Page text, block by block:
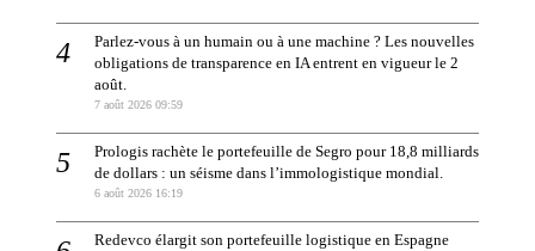
Parlez-vous à un humain ou à une machine ? Les nouvelles
obligations de transparence en IA entrent en vigueur le 2
août.
7 août 2026 09:59
Prologis rachète le portefeuille de Segro pour 18,8 milliards
de dollars : un séisme dans l’immologistique mondial.
6 août 2026 16:19
Redevco élargit son portefeuille logistique en Espagne